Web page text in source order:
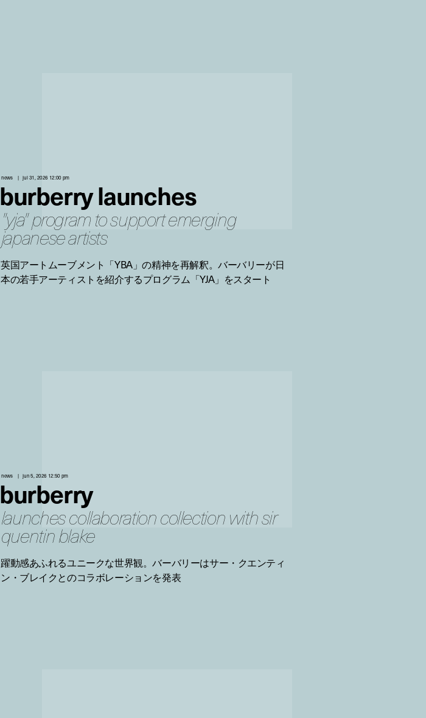
news jul 31, 2026 12:00 pm
burberry launches
"yja" program to support emerging
japanese artists
英国アートムーブメント「YBA」の精神を再解釈。バーバリーが日
本の若手アーティストを紹介するプログラム「YJA」をスタート
news jun 5, 2026 12:50 pm
burberry
launches collaboration collection with sir
quentin blake
躍動感あふれるユニークな世界観。バーバリーはサー・クエンティ
ン・ブレイクとのコラボレーションを発表